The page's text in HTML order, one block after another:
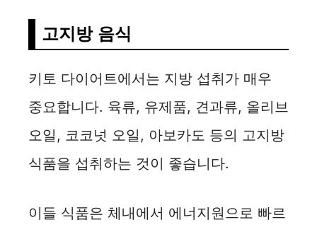
고지방 음식
키토 다이어트에서는 지방 섭취가 매우
중요합니다. 육류, 유제품, 견과류, 올리브
오일, 코코넛 오일, 아보카도 등의 고지방
식품을 섭취하는 것이 좋습니다.
이들 식품은 체내에서 에너지원으로 빠르